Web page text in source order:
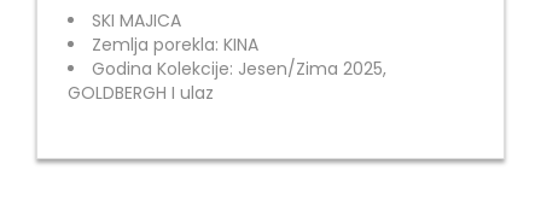
SKI MAJICA
Zemlja porekla: KINA
Godina Kolekcije: Jesen/Zima 2025,
GOLDBERGH I ulaz